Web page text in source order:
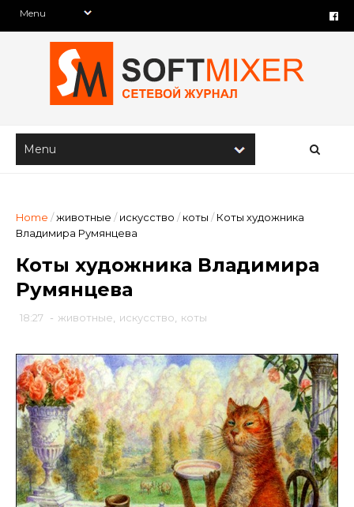
Home /животные / искусство / коты / Коты художника
Владимира Румянцева
Коты художника Владимира
Румянцева
18:27 - животные искусство коты